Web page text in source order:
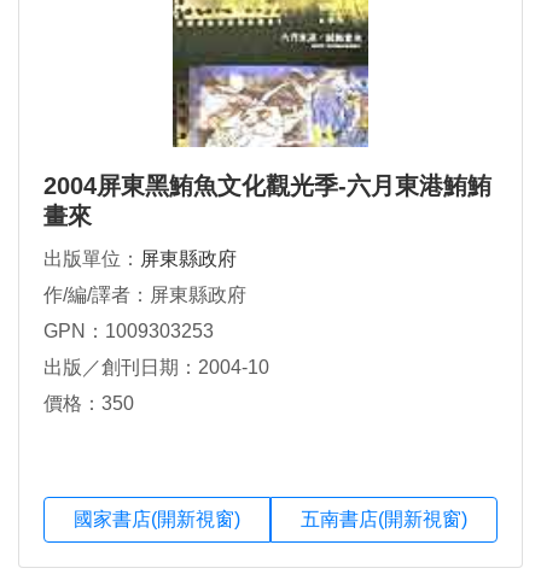
2004屏東黑鮪魚文化觀光季-六月東港鮪鮪
畫來
出版單位： 屏東縣政府
作/編/譯者：屏東縣政府
GPN：1009303253
出版／創刊日期：2004-10
價格：350
國家書店(開新視窗) 五南書店(開新視窗)